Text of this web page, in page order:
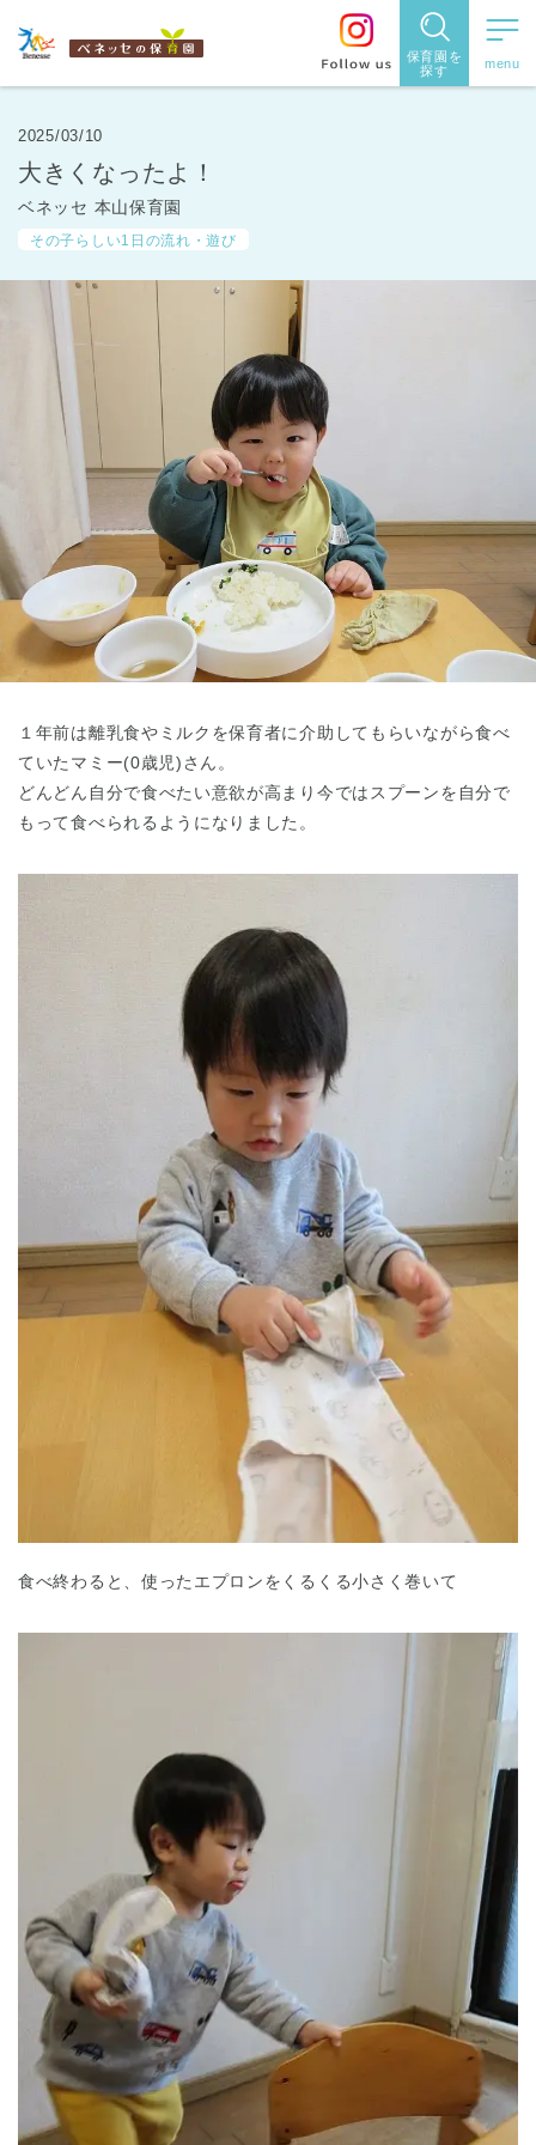
保育園を
探す
保育園を探す
名
す
都道府県
から探す
東京都
東京都 全域
2025/03/10
大きくなったよ！
ベネッセ 本山保育園
その子らしい1日の流れ・遊び
１年前は離乳食やミルクを保育者に介助してもらいながら食べ
ていたマミー(0歳児)さん。
どんどん自分で食べたい意欲が高まり今ではスプーンを自分で
もって食べられるようになりました。
食べ終わると、使ったエプロンをくるくる小さく巻いて